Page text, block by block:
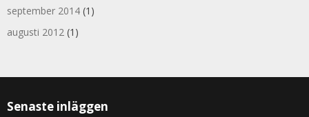
september 2014 (1)
augusti 2012 (1)
Senaste inläggen